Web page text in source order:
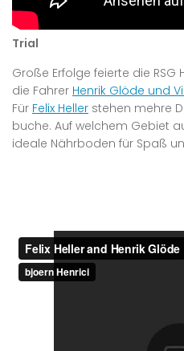
Trial
Große Erfolge feierte die
die Fahrer Henrik Glöde und
Für Felix Heller stehen mehre
buche. Auf welchem Gebiet
ideale Nährboden für Spaß